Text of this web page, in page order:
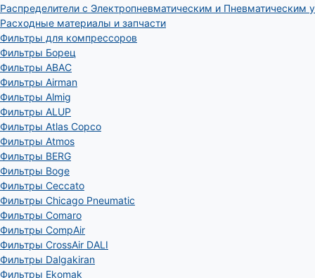
Распределители с Электропневматическим и Пневматическим
Расходные материалы и запчасти
Фильтры для компрессоров
Фильтры Борец
Фильтры ABAC
Фильтры Airman
Фильтры Almig
Фильтры ALUP
Фильтры Atlas Copco
Фильтры Atmos
Фильтры BERG
Фильтры Boge
Фильтры Ceccato
Фильтры Chicago Pneumatic
Фильтры Comaro
Фильтры CompAir
Фильтры CrossAir DALI
Фильтры Dalgakiran
Фильтры Ekomak